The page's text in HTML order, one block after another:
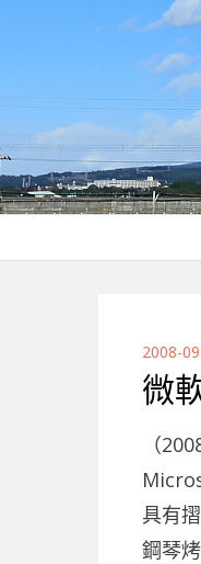
POSTED
ON
2008-
微
（
具有
鋼琴